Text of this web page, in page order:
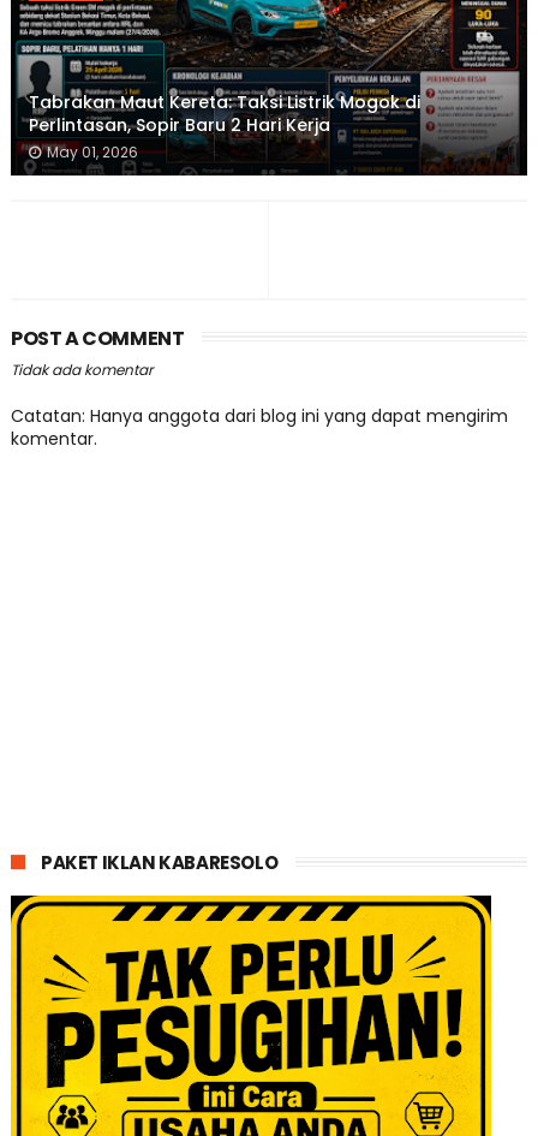
Tabrakan Maut Kereta: Taksi Listrik Mogok di
Perlintasan, Sopir Baru 2 Hari Kerja
May 01, 2026
POST A COMMENT
Tidak ada komentar
Catatan: Hanya anggota dari blog ini yang dapat mengirim
komentar.
PAKET IKLAN KABARESOLO